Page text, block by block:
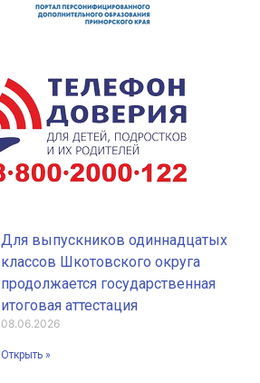
Для выпускников одиннадцатых
классов Шкотовского округа
продолжается государственная
итоговая аттестация
08.06.2026
Открыть »